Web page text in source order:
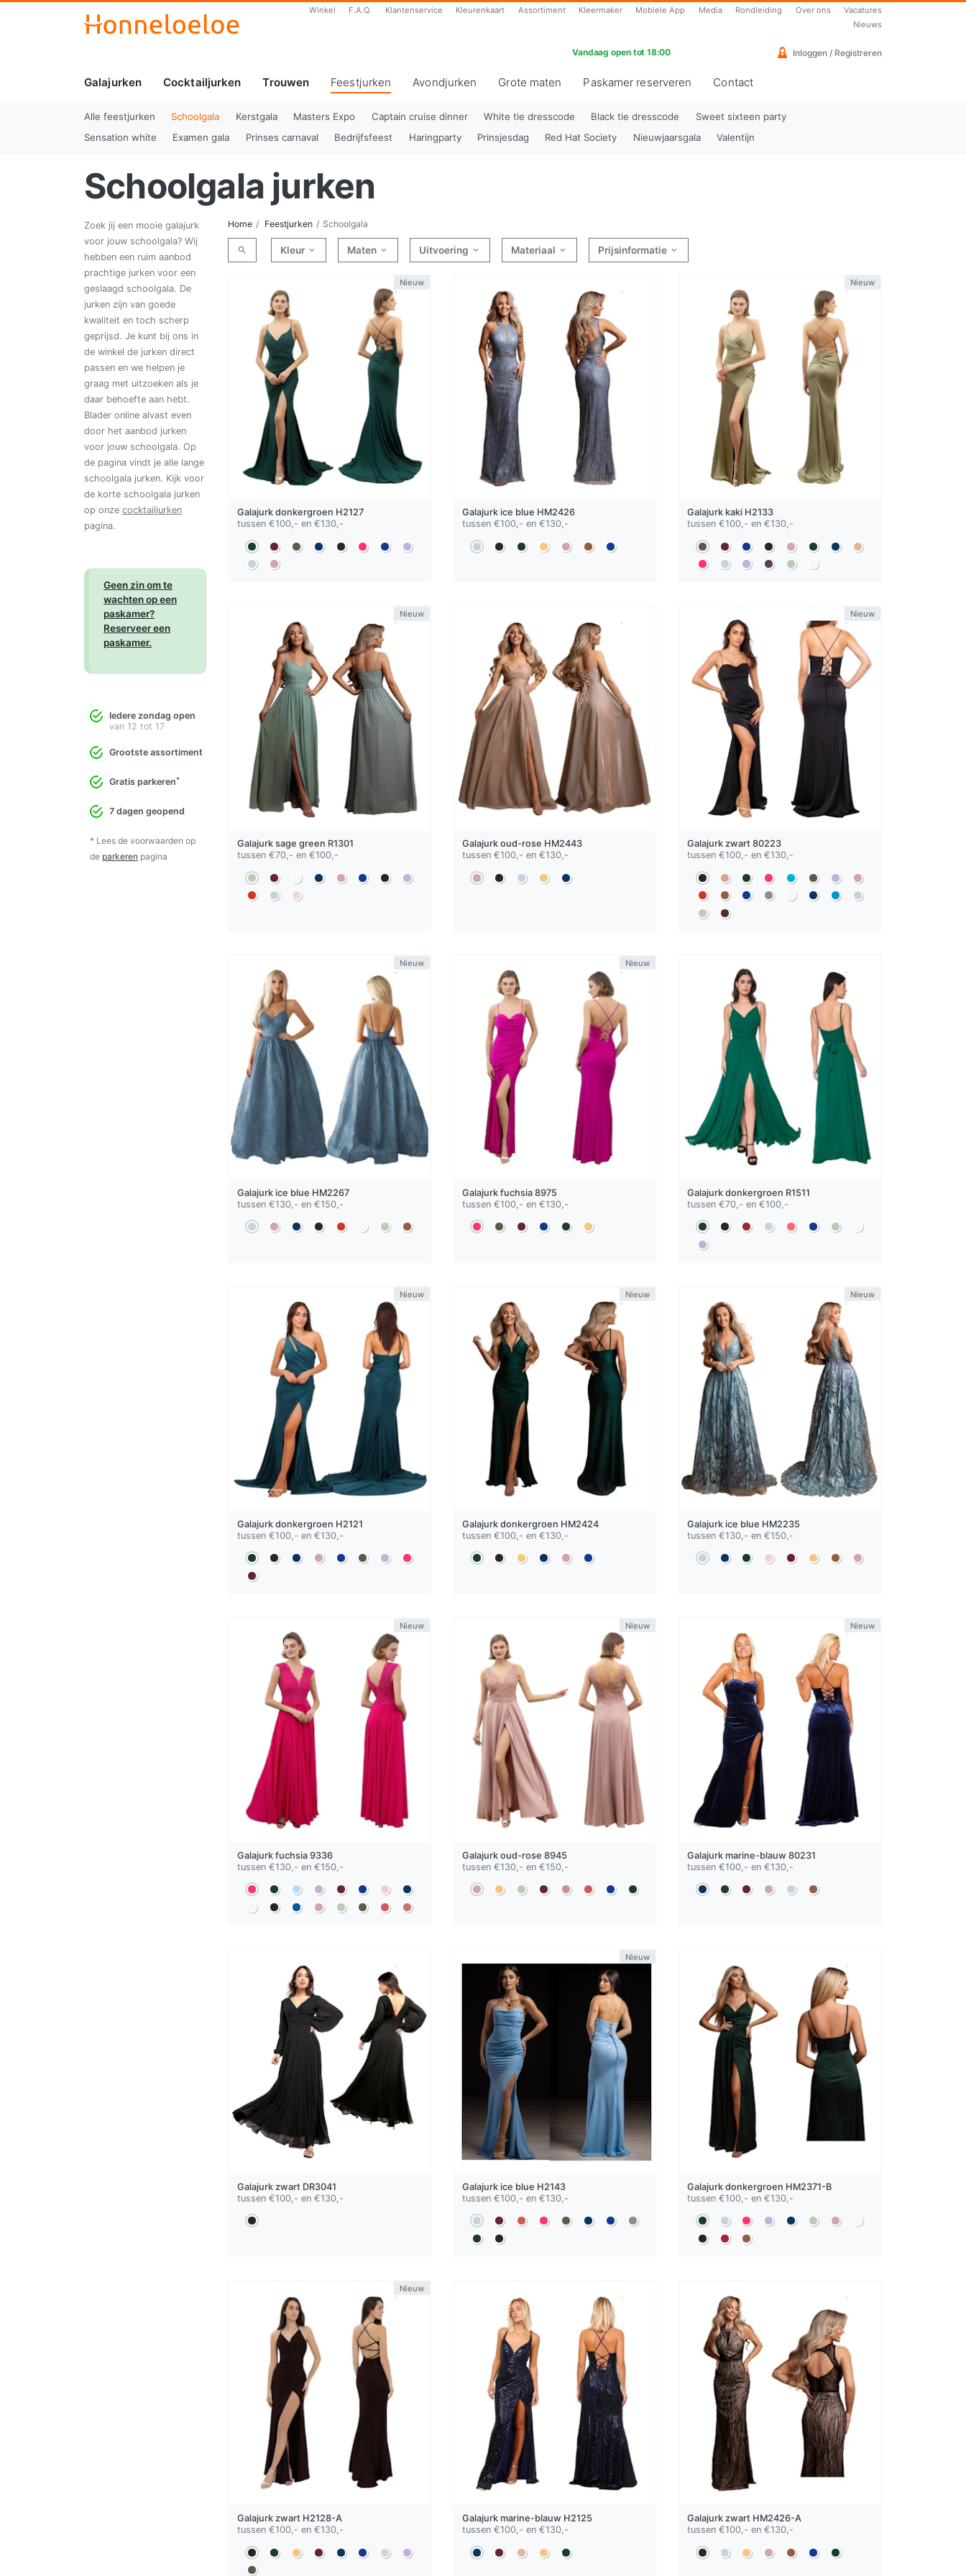
Winkel F.A.Q. Klantenservice Kleurenkaart Assortiment Kleermaker Mobiele App Media Rondleiding Over ons
Vacatures
Nieuws
Vandaag open tot 18:00 Inloggen / Registreren
Galajurken Cocktailjurken Trouwen
Feestjurken
Avondjurken Grote maten Paskamer reserveren Contact
Alle feestjurken Schoolgala Kerstgala Masters Expo Captain cruise dinner White tie dresscode Black tie dresscode
Sweet sixteen party
Sensation white
Examen gala Prinses carnaval Bedrijfsfeest Haringparty Prinsjesdag Red Hat Society Nieuwjaarsgala Valentijn
Schoolgala jurken
Zoek jij een mooie galajurk
voor jouw schoolgala? Wij
hebben een ruim aanbod
prachtige jurken voor een
geslaagd schoolgala. De
jurken zijn van goede
kwaliteit en toch scherp
geprijsd. Je kunt bij ons in
de winkel de jurken direct
passen en we helpen je
graag met uitzoeken als je
daar behoefte aan hebt.
Blader online alvast even
door het aanbod jurken
voor jouw schoolgala. Op
de pagina vindt je alle lange
schoolgala jurken. Kijk voor
de korte schoolgala jurken
op onze cocktailjurken
pagina.
Geen zin om te
wachten op een
paskamer?
Reserveer een
paskamer.
Iedere zondag open
van 12 tot 17
Grootste assortiment
Gratis parkeren*
7 dagen geopend
* Lees de voorwaarden op
de parkeren pagina
Home Feestjurken Schoolgala
Kleur Maten Uitvoering Materiaal Prijsinformatie
Nieuw
Galajurk donkergroen H2127
tussen €100,- en €130,-
Galajurk ice blue HM2426
tussen €100,- en €130,-
Nieuw
Galajurk kaki H2133
tussen €100,- en €130,-
Nieuw
Galajurk sage green R1301
tussen €70,- en €100,-
Galajurk oud-rose HM2443
tussen €100,- en €130,-
Nieuw
Galajurkzwart 80223
tussen €100,- en €130,-
Nieuw
Galajurk ice blue HM2267
tussen €130,- en €150,-
Nieuw
Galajurk fuchsia8975
tussen €100,- en €130,-
Galajurkdonkergroen R1511
tussen €70,- en €100,-
Nieuw
Galajurk donkergroen H2121
tussen €100,- en €130,-
Nieuw
Galajurk donkergroen HM2424
tussen €100,- en €130,-
Nieuw
Galajurk ice blue HM2235
tussen €130,- en €150,-
Nieuw
Galajurk fuchsia9336
tussen €130,- en €150,-
Nieuw
Galajurk oud-rose 8945
tussen €130,- en €150,-
Nieuw
Galajurk marine-blauw 80231
tussen €100,- en €130,-
Galajurk zwartDR3041
tussen €100,- en €130,-
Nieuw
Galajurk ice blue H2143
tussen €100,- en €130,-
Galajurkdonkergroen HM2371-B
tussen €100,- en €130,-
Nieuw
Galajurk zwartH2128-A
tussen €100,- en €130,-
Galajurk marine-blauw H2125
tussen €100,- en €130,-
Galajurkzwart HM2426-A
tussen €100,- en €130,-